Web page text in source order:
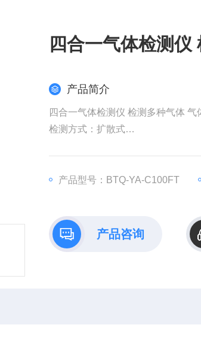
四合一气体检测仪
产品简介
四合一气体检测仪 检测多种气体 气
检测方式：扩散式
产品型号：BTQ-YA-C100FT
产品咨询